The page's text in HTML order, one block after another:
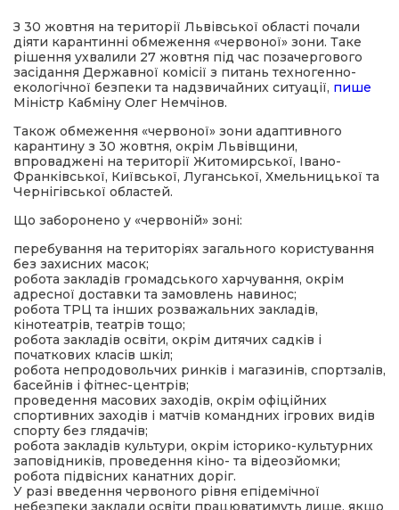
З 30 жовтня на території Львівської області почали
діяти карантинні обмеження «червоної» зони. Таке
рішення ухвалили 27 жовтня під час позачергового
засідання Державної комісії з питань техногенно-
екологічної безпеки та надзвичайних ситуації, пише
Міністр Кабміну Олег Немчінов.
Також обмеження «червоної» зони адаптивного
карантину з 30 жовтня, окрім Львівщини,
впроваджені на території Житомирської, Івано-
Франківської, Київської, Луганської, Хмельницької та
Чернігівської областей.
Що заборонено у «червоній» зоні:
перебування на територіях загального користування
без захисних масок;
робота закладів громадського харчування, окрім
адресної доставки та замовлень навинос;
робота ТРЦ та інших розважальних закладів,
кінотеатрів, театрів тощо;
робота закладів освіти, окрім дитячих садків і
початкових класів шкіл;
робота непродовольчих ринків і магазинів, спортзалів,
басейнів і фітнес-центрів;
проведення масових заходів, окрім офіційних
спортивних заходів і матчів командних ігрових видів
спорту без глядачів;
робота закладів культури, окрім історико-культурних
заповідників, проведення кіно- та відеозйомки;
робота підвісних канатних доріг.
У разі введення червоного рівня епідемічної
небезпеки заклади освіти працюватимуть лише, якщо